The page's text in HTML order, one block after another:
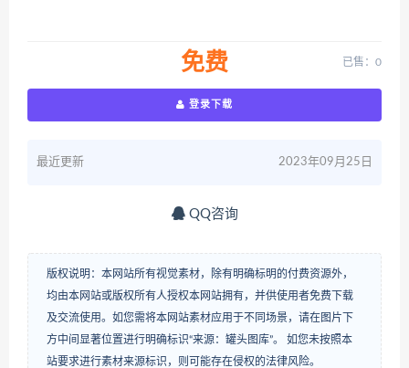
免费 已售：0
登录下载
最近更新 2023年09月25日
QQ咨询
版权说明：本网站所有视觉素材，除有明确标明的付费资源外，
均由本网站或版权所有人授权本网站拥有，并供使用者免费下载
及交流使用。如您需将本网站素材应用于不同场景，请在图片下
方中间显著位置进行明确标识“来源：罐头图库”。 如您未按照本
站要求进行素材来源标识，则可能存在侵权的法律风险。